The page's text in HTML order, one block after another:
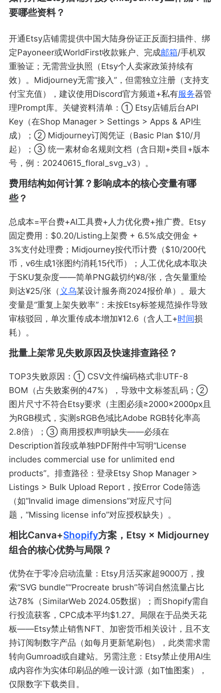
要哪些资料？
开通Etsy店铺需提供中国大陆身份证正反面扫描件、绑
定Payoneer或WorldFirst收款账户、完成邮箱/手机双
重验证；无需营业执照（Etsy个人卖家政策持续有
效）。Midjourney无需“接入”，但需独立注册（支持支
付宝充值），建议使用Discord官方频道+私有服务器管
理Prompt库。关键资料清单：① Etsy店铺后台API
Key（在Shop Manager > Settings > Apps & API生
成）；② Midjourney订阅凭证（Basic Plan $10/月
起）；③ 统一素材命名规则文档（含日期+类目+版本
号，例：20240615_floral_svg_v3）。
费用结构如何计算？影响成本的核心变量有哪
些？
总成本=平台费+AI工具费+人力优化费+推广费。Etsy
固定费用：$0.20/Listing上架费 + 6.5%成交佣金 +
3%支付处理费；Midjourney按代币计费（$10/200代
币，v6生成1张图约消耗15代币）；人工优化成本取决
于SKU复杂度——简单PNG裁切约¥8/张，含矢量重绘
则达¥25/张（ 义乌某设计服务商2024报价单）。最大
变量是“重复上架失败率”：未按Etsy标签规范操作导致
审核驳回，单次重传成本增加¥12.6（含人工+时间损
耗）。
批量上架常见失败原因及快速排查路径？
TOP3失败原因：① CSV文件编码格式非UTF-8
BOM（占失败案例的47%），导致中文标签乱码；②
图片尺寸不符合Etsy要求（主图必须≥2000×2000px且
为RGB模式，实测sRGB色域比Adobe RGB转化率高
2.8倍）；③ 商用授权声明缺失——必须在
Description首段或单独PDF附件中写明“License
includes commercial use for unlimited end
products”。排查路径：登录Etsy Shop Manager >
Listings > Bulk Upload Report，按Error Code筛选
（如“Invalid image dimensions”对应尺寸问
题，“Missing license info”对应授权缺失）。
相比Canva+Shopify方案，Etsy × Midjourney
组合的核心优势与局限？
优势在于零冷启动流量：Etsy月活买家超9000万，搜
索“SVG bundle”“Procreate brush”等词自然流量占比
达78%（SimilarWeb 2024.05数据）；而Shopify需自
行投流获客，CPC成本平均$1.27。局限在于品类天花
板——Etsy禁止销售NFT、加密货币相关设计，且不支
持订阅制数字产品（如每月更新笔刷包），此类需求需
转向Gumroad或自建站。另需注意：Etsy禁止使用AI生
成内容作为实体印刷品的唯一设计源（如T恤图案），
仅限数字下载类目。